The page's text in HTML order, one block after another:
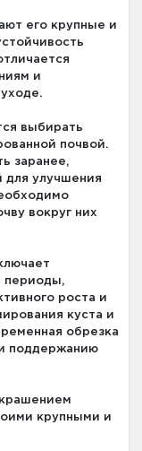
его крупные и
и
выбирать
почвой.
заранее,
для улучшения
вокруг них
периоды,
роста и
куста и
обрезка
поддержанию
крупными и